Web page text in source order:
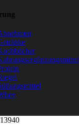
13940